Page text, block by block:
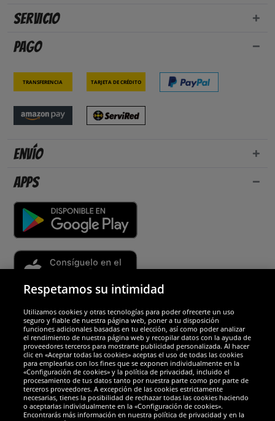
Servicio
Pago
Transferencia Tarjeta de crédito
Envío
Apps
Socios y seguridad
Galardones
Respetamos su intimidad
Utilizamos cookies y otras tecnologías para poder ofrecerte un uso
seguro y fiable de nuestra página web, poner a tu disposición
funciones adicionales basadas en tu elección, así como poder analizar
el rendimiento de nuestra página web y recopilar datos con la ayuda de
proveedores terceros para mostrarte publicidad personalizada. Al hacer
clic en «Aceptar todas las cookies» aceptas el uso de todas las cookies
para emplearlas con los fines que se exponen individualmente en la
«Configuración de cookies» y la política de privacidad, incluido el
procesamiento de tus datos tanto por nuestra parte como por parte de
terceros proveedores. A excepción de las cookies estrictamente
necesarias, tienes la posibilidad de rechazar todas las cookies haciendo
o aceptarlas individualmente en la «Configuración de cookies».
Encontrarás más información en nuestra política de privacidad y en la